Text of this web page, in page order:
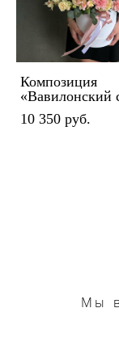
Композиция
«Вавилонский
10 350 pуб.
Мы